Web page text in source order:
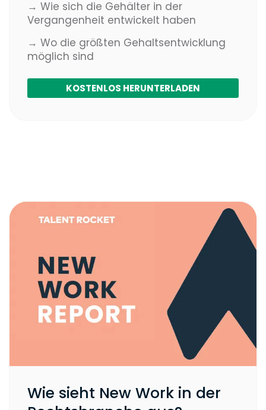
→ Wie sich die Gehälter in der
Vergangenheit entwickelt haben
→ Wo die größten Gehaltsentwicklung
möglich sind
KOSTENLOS HERUNTERLADEN
Wie sieht New Work in der